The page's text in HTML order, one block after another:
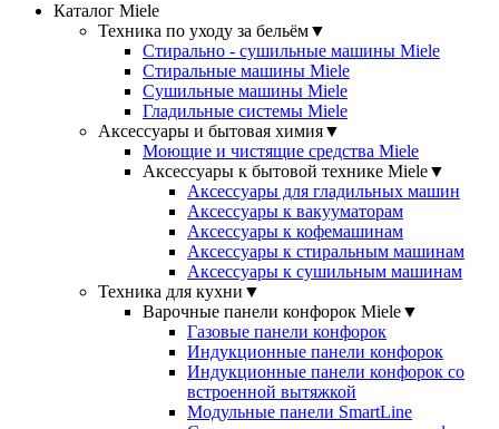
Каталог Miele
Техника по уходу за бельём▼
Стирально - сушильные машины Miele
Стиральные машины Miele
Сушильные машины Miele
Гладильные системы Miele
Аксессуары и бытовая химия▼
Моющие и чистящие средства Miele
Аксессуары к бытовой технике Miele▼
Аксессуары для гладильных машин
Аксессуары к вакууматорам
Аксессуары к кофемашинам
Аксессуары к стиральным машинам
Аксессуары к сушильным машинам
Техника для кухни ▼
Варочные панели конфорок Miele▼
Газовые панели конфорок
Индукционные панели конфорок
Индукционные панели конфорок со
встроенной вытяжкой
Модульные панели SmartLine